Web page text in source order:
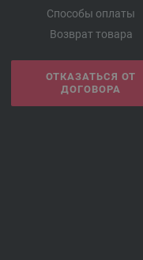
Способы оплаты
Возврат товара
ОТКАЗАТЬСЯ ОТ
ДОГОВОРА